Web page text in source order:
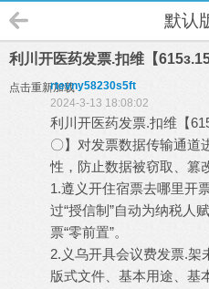
默认
利川开医药发票.扣维【
点击重新加载rtevny58230s5ft
2024-3-13 18:08:02
利川开医药发票.扣维【
〇】对发票数据传输通道
性，防止数据被窃取、篡
1.遵义开住宿票去哪里开
过“授信制”自动为纳税人
票“零前置”。
2.义乌开具会议费发票.
版式文件、基本用途、基